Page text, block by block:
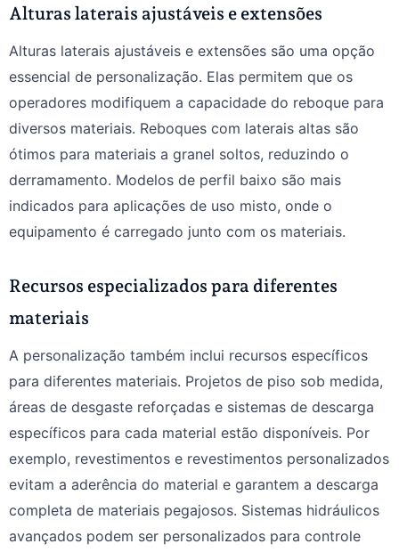
Alturas laterais ajustáveis e extensões
Alturas laterais ajustáveis e extensões são uma opção
essencial de personalização. Elas permitem que os
operadores modifiquem a capacidade do reboque para
diversos materiais. Reboques com laterais altas são
ótimos para materiais a granel soltos, reduzindo o
derramamento. Modelos de perfil baixo são mais
indicados para aplicações de uso misto, onde o
equipamento é carregado junto com os materiais.
Recursos especializados para diferentes
materiais
A personalização também inclui recursos específicos
para diferentes materiais. Projetos de piso sob medida,
áreas de desgaste reforçadas e sistemas de descarga
específicos para cada material estão disponíveis. Por
exemplo, revestimentos e revestimentos personalizados
evitam a aderência do material e garantem a descarga
completa de materiais pegajosos. Sistemas hidráulicos
avançados podem ser personalizados para controle